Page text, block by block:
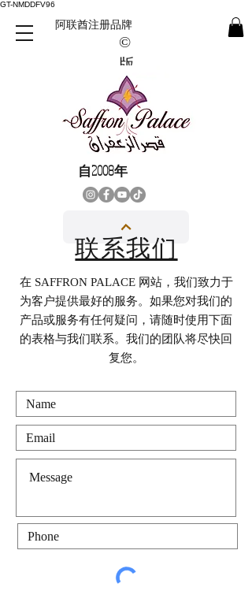
GT-NMDDFV96
阿联酋注册品牌
©
版
權
所
有
自2008年
联系我们
在 SAFFRON PALACE 网站，我们致力于
为客户提供最好的服务。如果您对我们的
产品或服务有任何疑问，请随时使用下面
的表格与我们联系。我们的团队将尽快回
复您。